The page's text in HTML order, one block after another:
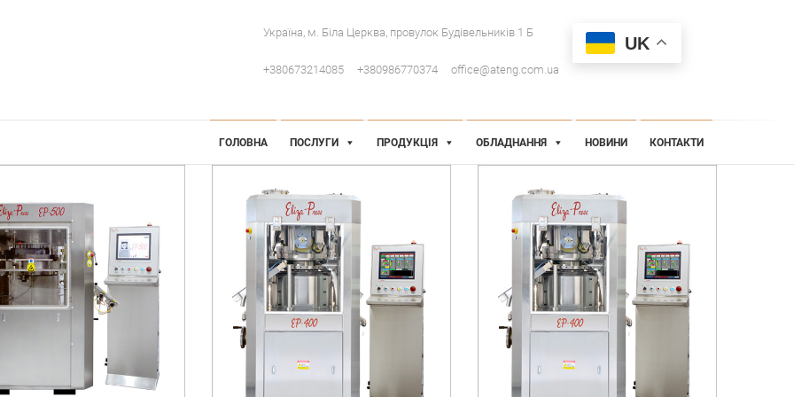
UK
Україна, м. Біла Церква, провулок Будівельників 1 Б
+380673214085 +380986770374 office@ateng.com.ua
ГОЛОВНА ПОСЛУГИ ПРОДУКЦІЯ ОБЛАДНАННЯ НОВИНИ КОНТАКТИ